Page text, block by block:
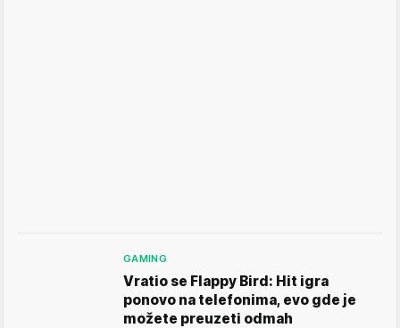
GAMING
Vratio se Flappy Bird: Hit igra
ponovo na telefonima, evo gde je
možete preuzeti odmah